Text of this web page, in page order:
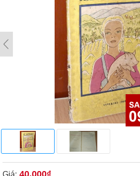
Giá: 40.000₫